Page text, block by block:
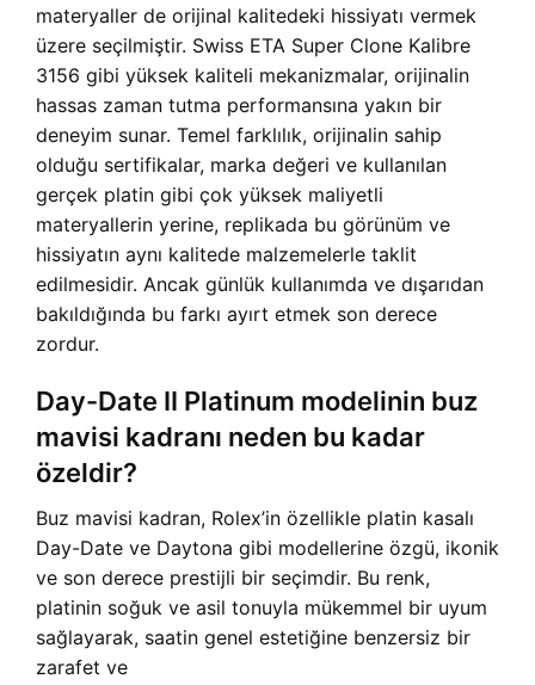
materyaller de orijinal kalitedeki hissiyatı vermek
üzere seçilmiştir. Swiss ETA Super Clone Kalibre
3156 gibi yüksek kaliteli mekanizmalar, orijinalin
hassas zaman tutma performansına yakın bir
deneyim sunar. Temel farklılık, orijinalin sahip
olduğu sertifikalar, marka değeri ve kullanılan
gerçek platin gibi çok yüksek maliyetli
materyallerin yerine, replikada bu görünüm ve
hissiyatın aynı kalitede malzemelerle taklit
edilmesidir. Ancak günlük kullanımda ve dışarıdan
bakıldığında bu farkı ayırt etmek son derece
zordur.
Day-Date II Platinum modelinin buz
mavisi kadranı neden bu kadar
özeldir?
Buz mavisi kadran, Rolex’in özellikle platin kasalı
Day-Date ve Daytona gibi modellerine özgü, ikonik
ve son derece prestijli bir seçimdir. Bu renk,
platinin soğuk ve asil tonuyla mükemmel bir uyum
sağlayarak, saatin genel estetiğine benzersiz bir
zarafet ve